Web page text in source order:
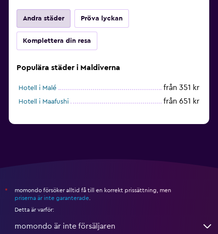
Andra städer Pröva lyckan
Komplettera din resa
Populära städer i Maldiverna
Hotell i Malé från 351 kr
Hotell i Maafushi från 651 kr
*
momondo försöker alltid få till en korrekt prissättning, men
priserna är inte garanterade
Detta är varför:
momondo är inte försäljaren